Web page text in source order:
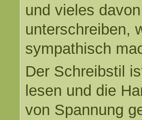
und vieles
unterschreiben,
sympathisch
Der Schreibstil
lesen und die
von Spannung